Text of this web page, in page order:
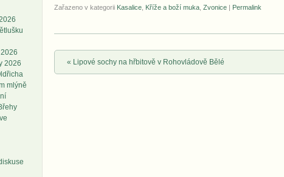
Zařazeno v kategorii Kasalice Kříže a boží muka Zvonice | Permalink
Post navigation
« Lipové sochy na hřbitově v Rohovládově Bělé
2026
mlýně